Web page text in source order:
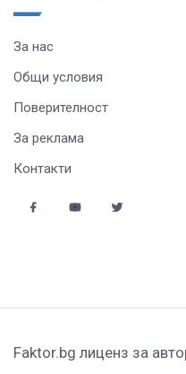
За нас
Общи условия
Поверителност
За реклама
Контакти
Faktor.bg лиценз за